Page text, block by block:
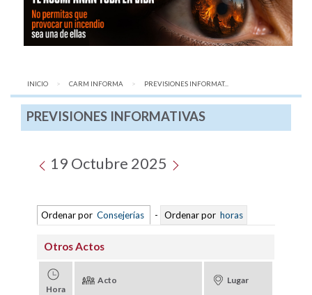
INICIO CARM INFORMA AQUÍ:
PREVISIONES INFORMAT...
PREVISIONES INFORMATIVAS
19 Octubre 2025
Ordenar por Consejerías - Ordenar por horas
Otros Actos
Hora
Acto Lugar